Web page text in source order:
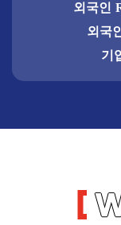
외국인
외국
기